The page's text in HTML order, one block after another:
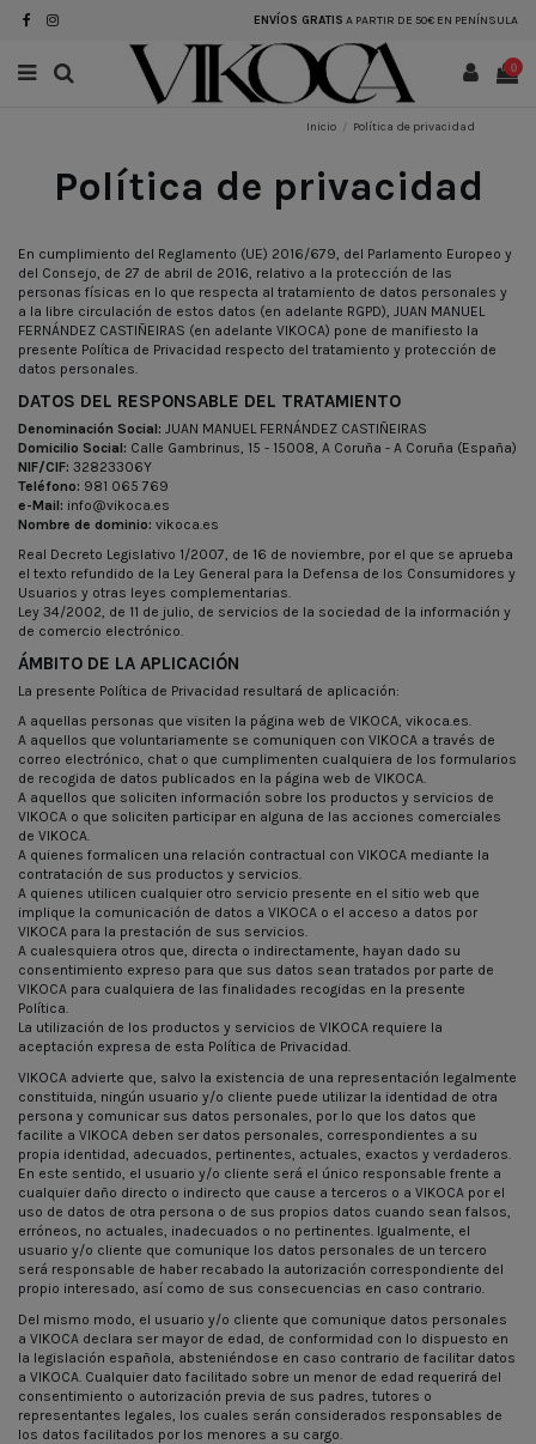
ENVÍOS GRATIS A PARTIR DE 50€ EN PENÍNSULA
0
Inicio Política de privacidad
Política de privacidad
En cumplimiento del Reglamento (UE) 2016/679, del Parlamento Europeo y
del Consejo, de 27 de abril de 2016, relativo a la protección de las
personas físicas en lo que respecta al tratamiento de datos personales y
a la libre circulación de estos datos (en adelante RGPD), JUAN MANUEL
FERNÁNDEZ CASTIÑEIRAS (en adelante VIKOCA) pone de manifiesto la
presente Política de Privacidad respecto del tratamiento y protección de
datos personales.
DATOS DEL RESPONSABLE DEL TRATAMIENTO
Denominación Social: JUAN MANUEL FERNÁNDEZ CASTIÑEIRAS
Domicilio Social: Calle Gambrinus, 15 - 15008, A Coruña - A Coruña (España)
NIF/CIF: 32823306Y
Teléfono: 981 065 769
e-Mail: info@vikoca.es
Nombre de dominio: vikoca.es
Real Decreto Legislativo 1/2007, de 16 de noviembre, por el que se aprueba
el texto refundido de la Ley General para la Defensa de los Consumidores y
Usuarios y otras leyes complementarias.
Ley 34/2002, de 11 de julio, de servicios de la sociedad de la información y
de comercio electrónico.
ÁMBITO DE LA APLICACIÓN
La presente Política de Privacidad resultará de aplicación:
A aquellas personas que visiten la página web de VIKOCA, vikoca.es.
A aquellos que voluntariamente se comuniquen con VIKOCA a través de
correo electrónico, chat o que cumplimenten cualquiera de los formularios
de recogida de datos publicados en la página web de VIKOCA.
A aquellos que soliciten información sobre los productos y servicios de
VIKOCA o que soliciten participar en alguna de las acciones comerciales
de VIKOCA.
A quienes formalicen una relación contractual con VIKOCA mediante la
contratación de sus productos y servicios.
A quienes utilicen cualquier otro servicio presente en el sitio web que
implique la comunicación de datos a VIKOCA o el acceso a datos por
VIKOCA para la prestación de sus servicios.
A cualesquiera otros que, directa o indirectamente, hayan dado su
consentimiento expreso para que sus datos sean tratados por parte de
VIKOCA para cualquiera de las finalidades recogidas en la presente
Política.
La utilización de los productos y servicios de VIKOCA requiere la
aceptación expresa de esta Política de Privacidad.
VIKOCA advierte que, salvo la existencia de una representación legalmente
constituida, ningún usuario y/o cliente puede utilizar la identidad de otra
persona y comunicar sus datos personales, por lo que los datos que
facilite a VIKOCA deben ser datos personales, correspondientes a su
propia identidad, adecuados, pertinentes, actuales, exactos y verdaderos.
En este sentido, el usuario y/o cliente será el único responsable frente a
cualquier daño directo o indirecto que cause a terceros o a VIKOCA por el
uso de datos de otra persona o de sus propios datos cuando sean falsos,
erróneos, no actuales, inadecuados o no pertinentes. Igualmente, el
usuario y/o cliente que comunique los datos personales de un tercero
será responsable de haber recabado la autorización correspondiente del
propio interesado, así como de sus consecuencias en caso contrario.
Del mismo modo, el usuario y/o cliente que comunique datos personales
a VIKOCA declara ser mayor de edad, de conformidad con lo dispuesto en
la legislación española, absteniéndose en caso contrario de facilitar datos
a VIKOCA. Cualquier dato facilitado sobre un menor de edad requerirá del
consentimiento o autorización previa de sus padres, tutores o
representantes legales, los cuales serán considerados responsables de
los datos facilitados por los menores a su cargo.